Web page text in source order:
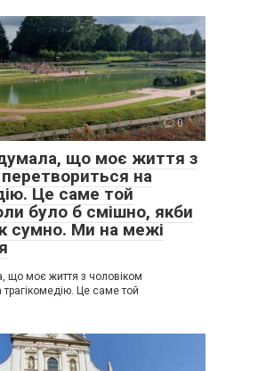
0
що моє життя з
на
Це саме той
було б смішно, якби
сумно. Ми на межі
що моє життя з чоловіком
трагікомедію. Це саме той